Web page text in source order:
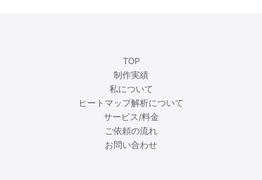
TOP
制作実績
私について
ヒートマップ解析について
サービス/料金
ご依頼の流れ
お問い合わせ